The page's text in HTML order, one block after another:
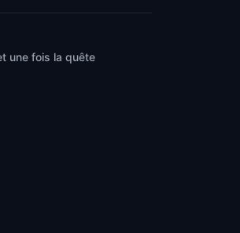
une fois la quête